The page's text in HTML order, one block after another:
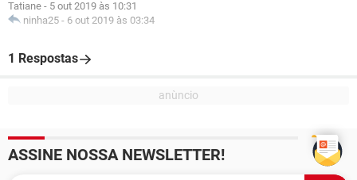
Tatiane - 5 out 2019 às 10:31
ninha25 - 6 out 2019 às 03:34
1 Respostas
ASSINE NOSSA NEWSLETTER!